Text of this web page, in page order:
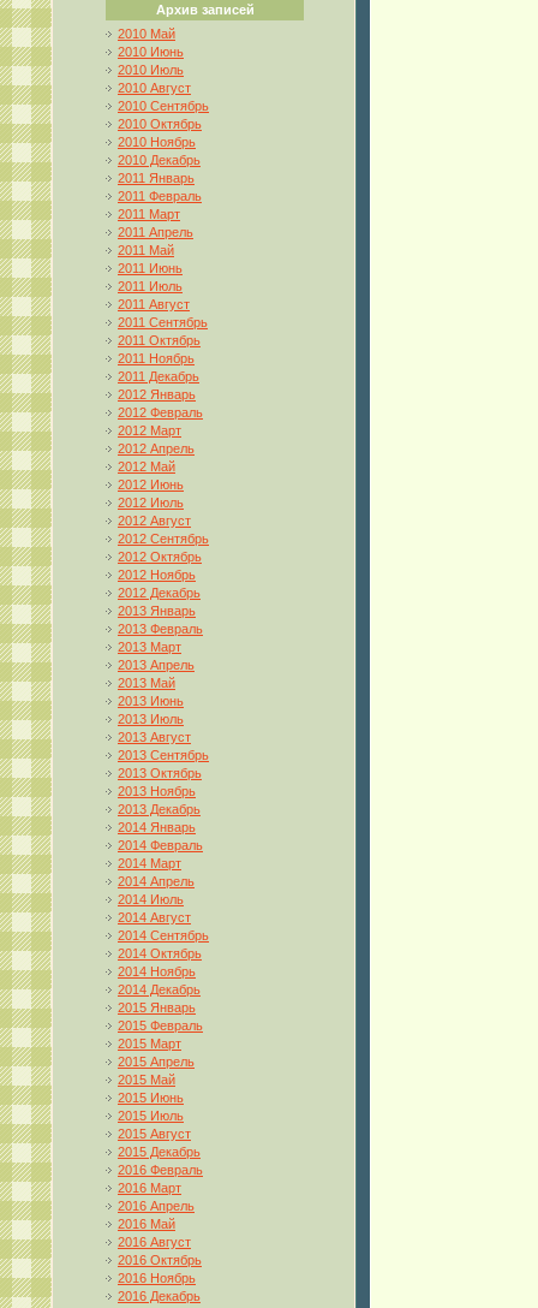
Архив записей
2010 Май
2010 Июнь
2010 Июль
2010 Август
2010 Сентябрь
2010 Октябрь
2010 Ноябрь
2010 Декабрь
2011 Январь
2011 Февраль
2011 Март
2011 Апрель
2011 Май
2011 Июнь
2011 Июль
2011 Август
2011 Сентябрь
2011 Октябрь
2011 Ноябрь
2011 Декабрь
2012 Январь
2012 Февраль
2012 Март
2012 Апрель
2012 Май
2012 Июнь
2012 Июль
2012 Август
2012 Сентябрь
2012 Октябрь
2012 Ноябрь
2012 Декабрь
2013 Январь
2013 Февраль
2013 Март
2013 Апрель
2013 Май
2013 Июнь
2013 Июль
2013 Август
2013 Сентябрь
2013 Октябрь
2013 Ноябрь
2013 Декабрь
2014 Январь
2014 Февраль
2014 Март
2014 Апрель
2014 Июль
2014 Август
2014 Сентябрь
2014 Октябрь
2014 Ноябрь
2014 Декабрь
2015 Январь
2015 Февраль
2015 Март
2015 Апрель
2015 Май
2015 Июнь
2015 Июль
2015 Август
2015 Декабрь
2016 Февраль
2016 Март
2016 Апрель
2016 Май
2016 Август
2016 Октябрь
2016 Ноябрь
2016 Декабрь